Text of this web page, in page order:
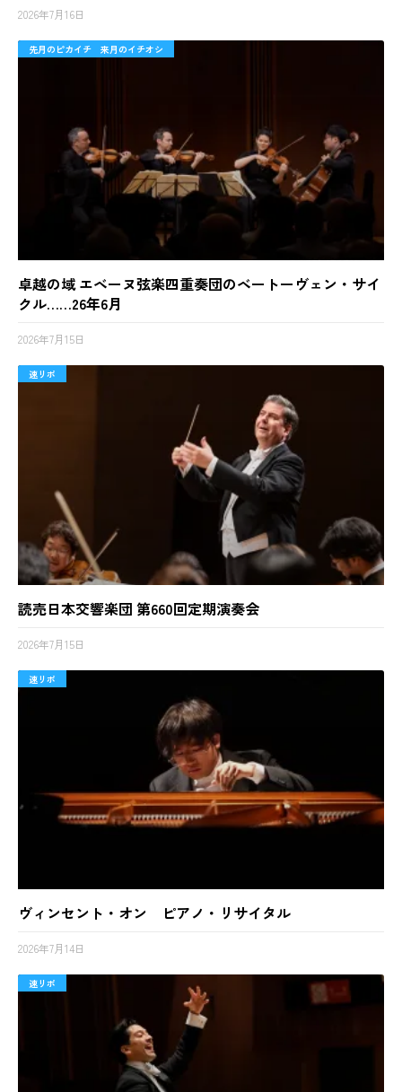
2026年7月16日
先月のピカイチ 来月のイチオシ
卓越の域 エベーヌ弦楽四重奏団のベートーヴェン・サイ
クル……26年6月
2026年7月15日
速リポ
読売日本交響楽団 第660回定期演奏会
2026年7月15日
速リポ
ヴィンセント・オン ピアノ・リサイタル
2026年7月14日
速リポ